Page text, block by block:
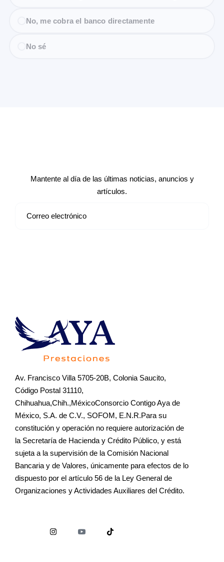
No, me cobra el banco directamente
No sé
Mantente al día de las últimas noticias, anuncios y
artículos.
Av. Francisco Villa 5705-20B, Colonia Saucito,
Código Postal 31110,
Chihuahua,Chih.,MéxicoConsorcio Contigo Aya de
México, S.A. de C.V., SOFOM, E.N.R.Para su
constitución y operación no requiere autorización de
la Secretaría de Hacienda y Crédito Público, y está
sujeta a la supervisión de la Comisión Nacional
Bancaria y de Valores, únicamente para efectos de lo
dispuesto por el artículo 56 de la Ley General de
Organizaciones y Actividades Auxiliares del Crédito.